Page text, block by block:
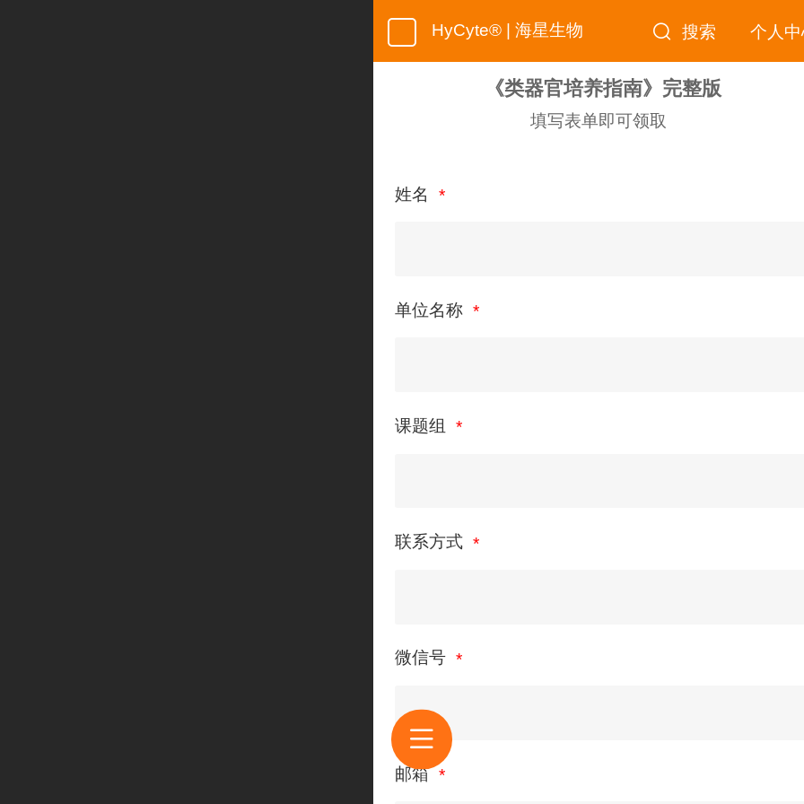
HyCyte® | 海星生物 搜索 个人
《类器官培养指南》完整版
填写表单即可领取
姓名
单位名称
课题组
联系方式
微信号
邮箱